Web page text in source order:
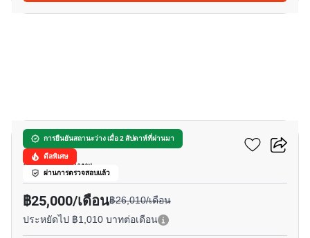
การยืนยันสถานะว่าง เมื่อ 2 สัปดาห์ที่ผ่านมา
ดีลพิเศษ
ผ่านการตรวจสอบแล้ว
แอชตัน อโศก
อโศก, กรุงเทพ
฿25,000/เดือน฿26,010/เดือน
ประหยัดไป ฿1,010 บาทต่อเดือน